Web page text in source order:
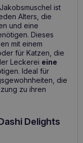
ist
Alters, die
und eine
Dieses
mit einem
für Katzen, die
Leckerei eine
Ideal für
die
zu ihren
Delights